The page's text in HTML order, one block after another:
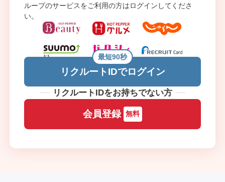
ループのサービスをご利用の方はログインしてくださ
い。
リクルートIDでログイン
最短90秒
リクルートIDをお持ちでない方
会員登録 無料